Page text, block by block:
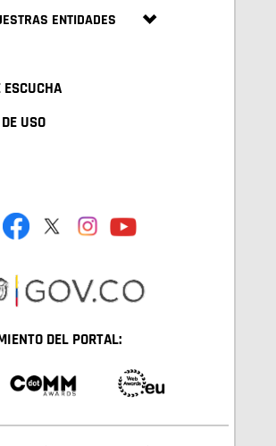
ENTIDADES
ESCUCHA
USO
DEL PORTAL: